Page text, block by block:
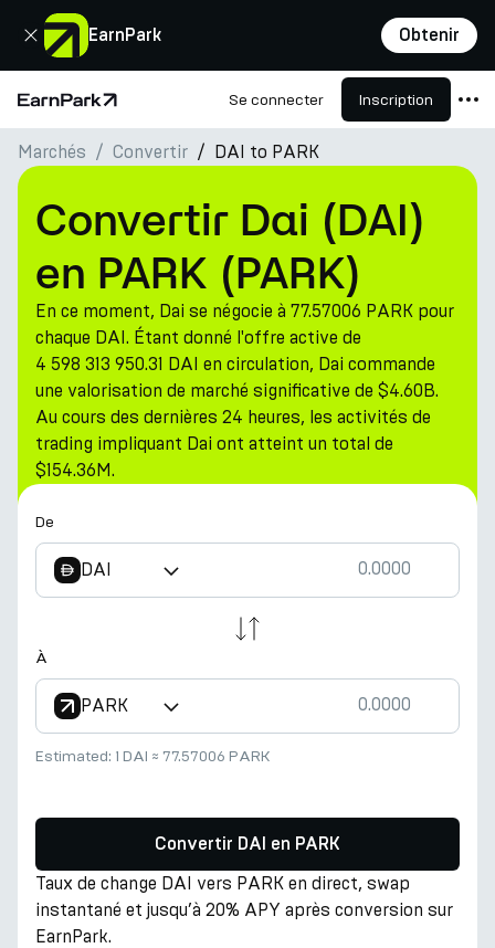
EarnPark Obtenir
Fermer
Page d'accueil Se connecter Inscription
Produits
Marchés
Calculatrices
PARK Token
Ressources
Entreprise
Marchés Convertir DAI to PARK
Convertir Dai (DAI)
en PARK (PARK)
En ce moment, Dai se négocie à 77.57006 PARK pour
chaque DAI. Étant donné l'offre active de
4 598 313 950.31 DAI en circulation, Dai commande
une valorisation de marché significative de $4.60B.
Au cours des dernières 24 heures, les activités de
trading impliquant Dai ont atteint un total de
$154.36M.
De
DAI
À
PARK
Estimated: 1 DAI ≈ 77.57006 PARK
Convertir DAI en PARK
Taux de change DAI vers PARK en direct, swap
instantané et jusqu’à 20% APY après conversion sur
EarnPark.